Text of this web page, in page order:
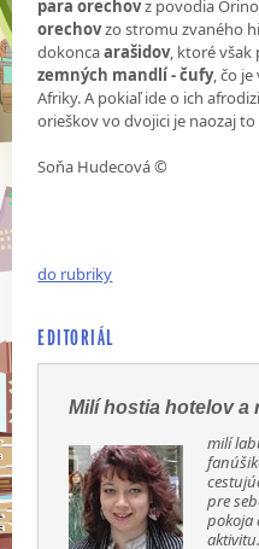
para orechovz povodia
orechovzo stromu zvaného
dokoncaarašidov, ktoré však
zemných mandlí - čufy, čo
Afriky. A pokiaľ ide o ich
orieškov vo dvojici je naozaj
Soňa Hudecová ©
do rubriky
EDITORIÁL
Milí hostia hotelov a
milí
pre
pokoja